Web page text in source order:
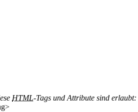
HTML-Tags und Attribute sind erlaubt: